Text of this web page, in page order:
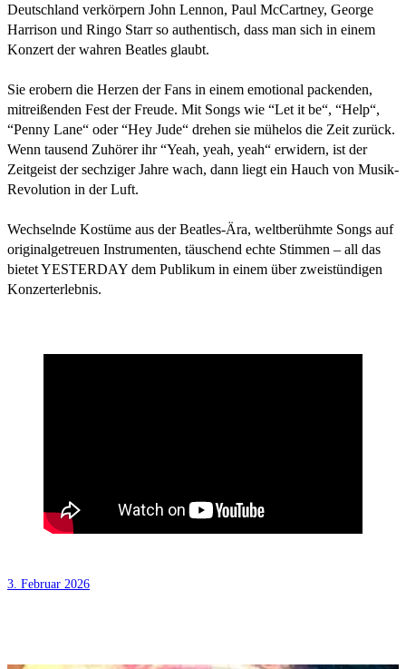
Deutschland verkörpern John Lennon, Paul McCartney, George
Harrison und Ringo Starr so authentisch, dass man sich in einem
Konzert der wahren Beatles glaubt.
Sie erobern die Herzen der Fans in einem emotional packenden,
mitreißenden Fest der Freude. Mit Songs wie “Let it be“, “Help“,
“Penny Lane“ oder “Hey Jude“ drehen sie mühelos die Zeit zurück.
Wenn tausend Zuhörer ihr “Yeah, yeah, yeah“ erwidern, ist der
Zeitgeist der sechziger Jahre wach, dann liegt ein Hauch von Musik-
Revolution in der Luft.
Wechselnde Kostüme aus der Beatles-Ära, weltberühmte Songs auf
originalgetreuen Instrumenten, täuschend echte Stimmen – all das
bietet YESTERDAY dem Publikum in einem über zweistündigen
Konzerterlebnis.
3. Februar 2026